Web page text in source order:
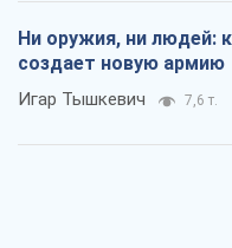
Ни оружия, ни людей:
создает новую армию
Игар Тышкевич 7,6 т.